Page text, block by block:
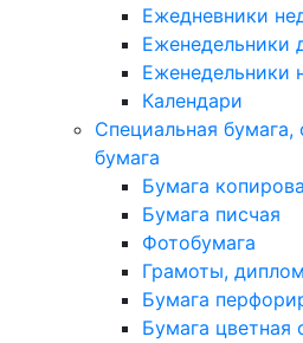
Ежедневники
Еженедельники
Еженедельники
Календари
Специальная бумага,
бумага
Бумага
Бумага писчая
Фотобумага
Грамоты,
Бумага
Бумага цветная